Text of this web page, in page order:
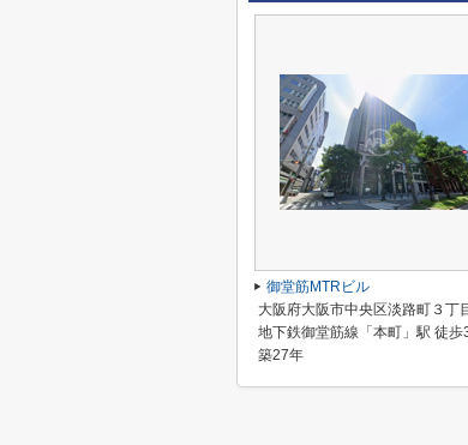
御堂筋MTRビル
大阪府大阪市中央区淡路町３丁
地下鉄御堂筋線「本町」駅 徒歩
築27年